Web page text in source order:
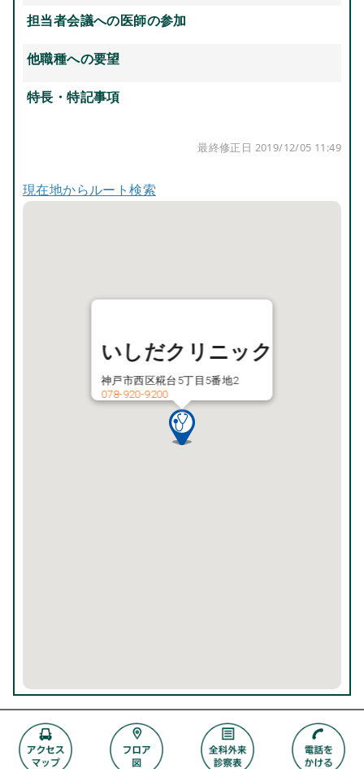
担当者会議への医師の参加
他職種への要望
特長・特記事項
最終修正日 2019/12/05 11:49
現在地からルート検索
いしだクリニック
神戸市西区糀台5丁目5番地2
078-920-9200